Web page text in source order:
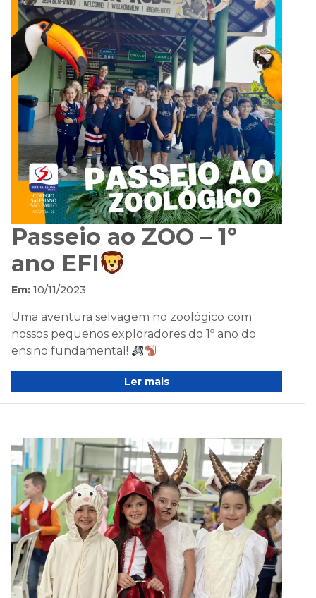
Passeio ao ZOO – 1º
ano EFI
Em: 10/11/2023
Uma aventura selvagem no zoológico com
nossos pequenos exploradores do 1º ano do
ensino fundamental!
Ler mais